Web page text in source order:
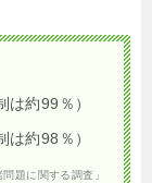
約99％）
約98％）
題に関する調査」